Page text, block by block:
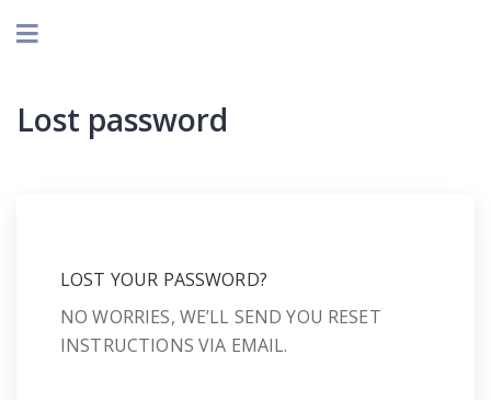
Lost password
LOST YOUR PASSWORD?
NO WORRIES, WE’LL SEND YOU RESET
INSTRUCTIONS VIA EMAIL.